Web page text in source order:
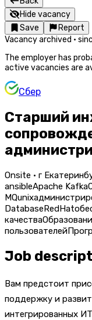
Hide vacancy
Save
Report
Vacancy archived ·
The employer has
active vacancies are
Сбер
Старший
Onsite · г
ansibleApache Kafka
MQunix
DatabaseRedHat
качества
пользователей
Job
Вам предстоит
поддержку и
интегрированных